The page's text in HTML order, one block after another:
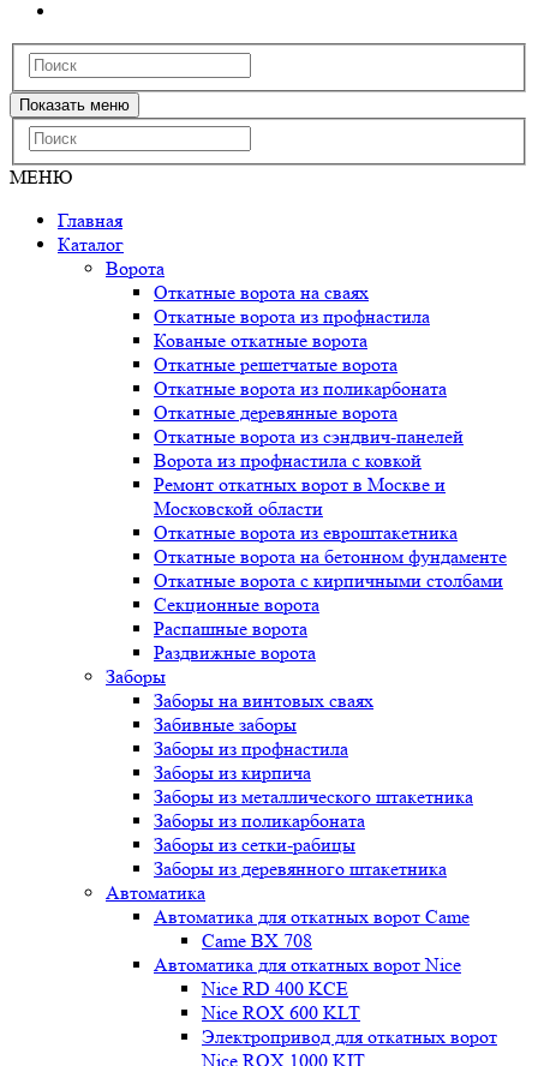
Показать меню
МЕНЮ
Главная
Каталог
Ворота
Откатные ворота на сваях
Откатные ворота из профнастила
Кованые откатные ворота
Откатные решетчатые ворота
Откатные ворота из поликарбоната
Откатные деревянные ворота
Откатные ворота из сэндвич-панелей
Ворота из профнастила с ковкой
Ремонт откатных ворот в Москве и
Московской области
Откатные ворота из евроштакетника
Откатные ворота на бетонном фундаменте
Откатные ворота с кирпичными столбами
Секционные ворота
Распашные ворота
Раздвижные ворота
Заборы
Заборы на винтовых сваях
Забивные заборы
Заборы из профнастила
Заборы из кирпича
Заборы из металлического штакетника
Заборы из поликарбоната
Заборы из сетки-рабицы
Заборы из деревянного штакетника
Автоматика
Автоматика для откатных ворот Came
Came BX 708
Автоматика для откатных ворот Nice
Nice RD 400 KCE
Nice ROX 600 KLT
Электропривод для откатных ворот
Nice ROX 1000 KIT